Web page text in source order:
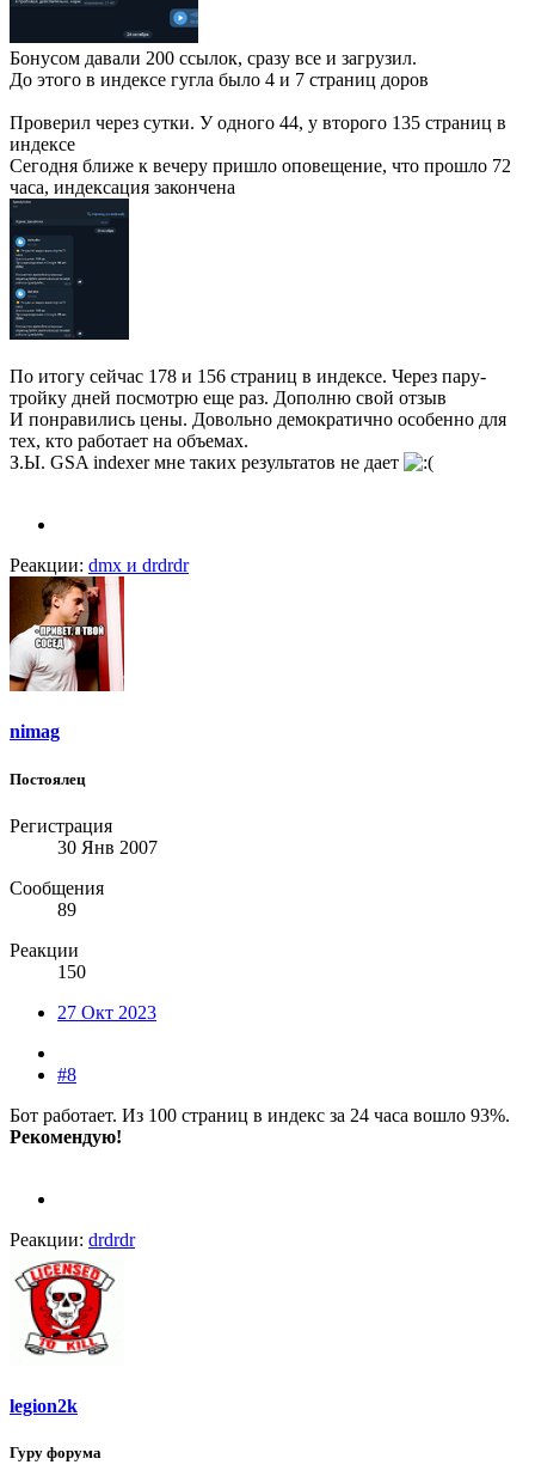
Бонусом давали 200 ссылок, сразу все и загрузил.
До этого в индексе гугла было 4 и 7 страниц доров
Проверил через сутки. У одного 44, у второго 135 страниц в
индексе
Сегодня ближе к вечеру пришло оповещение, что прошло 72
часа, индексация закончена
По итогу сейчас 178 и 156 страниц в индексе. Через пару-
тройку дней посмотрю еще раз. Дополню свой отзыв
И понравились цены. Довольно демократично особенно для
тех, кто работает на объемах.
З.Ы. GSA indexer мне таких результатов не дает
Реакции: dmx и drdrdr
nimag
Постоялец
Регистрация
30 Янв 2007
Сообщения
89
Реакции
150
27 Окт 2023
#8
Бот работает. Из 100 страниц в индекс за 24 часа вошло 93%.
Рекомендую!
Реакции: drdrdr
legion2k
Гуру форума